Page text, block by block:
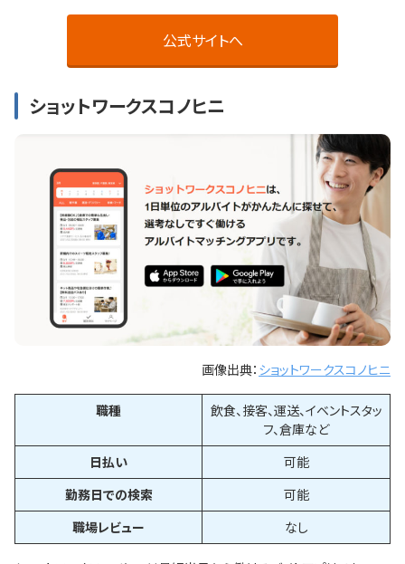
公式サイトへ
ショットワークスコノヒニ
画像出典： ショットワークスコノヒニ
職種
飲食、接客、運送、イベントスタッ
フ、倉庫など
日払い
可能
勤務日での検索
可能
職場レビュー
なし